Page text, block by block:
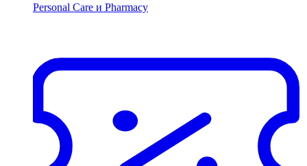
Personal Care и Pharmacy